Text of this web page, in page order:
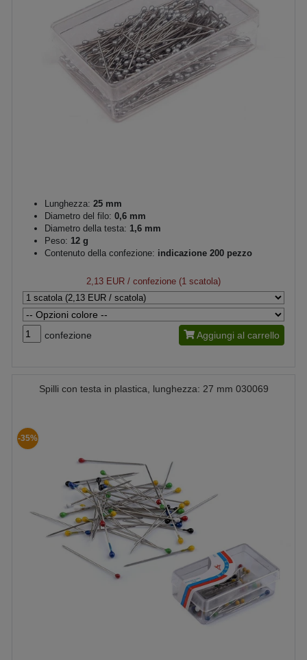
Lunghezza: 25 mm
Diametro del filo: 0,6 mm
Diametro della testa: 1,6 mm
Peso: 12 g
Contenuto della confezione: indicazione 200 pezzo
2,13 EUR / confezione (1 scatola)
confezione Aggiungi al carrello
Spilli con testa in plastica, lunghezza: 27 mm 030069
-35%